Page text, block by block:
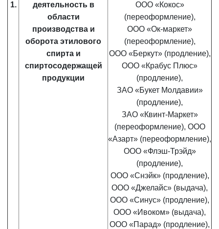
1.
деятельность в
области
производства и
оборота этилового
спирта и
спиртосодержащей
продукции
ООО «Кокос»
(переоформление),
ООО «Ок-маркет»
(переоформление),
ООО «Беркут» (продление),
ООО «Крабус Плюс»
(продление),
ЗАО «Букет Молдавии»
(продление),
ЗАО «Квинт-Маркет»
(переоформление), ООО
«Азарт» (переоформление),
ООО «Флэш-Трэйд»
(продление),
ООО «Снэйк» (продление),
ООО «Джелайс» (выдача),
ООО «Синус» (продление),
ООО «Ивоком» (выдача),
ООО «Парад» (продление),